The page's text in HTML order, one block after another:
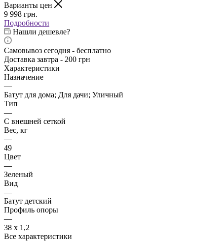
Варианты цен
9 998 грн.
Подробности
Нашли дешевле?
Самовывоз сегодня - бесплатно
Доставка завтра - 200 грн
Характеристики
Назначение
—
Батут для дома; Для дачи; Уличный
Тип
—
С внешней сеткой
Вес, кг
—
49
Цвет
—
Зеленый
Вид
—
Батут детский
Профиль опоры
—
38 х 1,2
Все характеристики